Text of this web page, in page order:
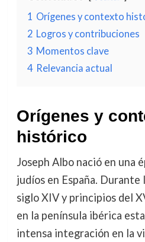
1 Orígenes y contexto
2 Logros y contribuciones
3 Momentos clave
4 Relevancia actual
Orígenes y
histórico
Joseph Albo nació en una
judíos en España. Durante
siglo XIV y principios del
en la península ibérica
intensa integración en la